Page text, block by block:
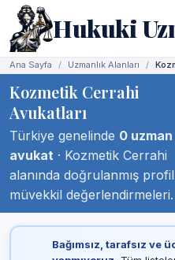
Hukuki
Ana Sayfa Uzmanlık Alanları
Kozmetik Cerrahi
Avukatları
Türkiye genelinde 0 uzman
avukat · Kozmetik Cerrahi
alanında doğrulanmış
müvekkil değerlendirmeleri.
Bağımsız, tarafsız ve